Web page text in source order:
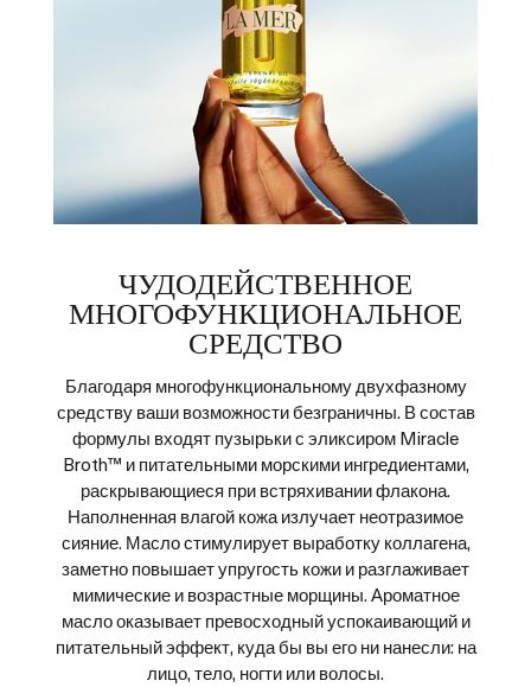
ЧУДОДЕЙСТВЕННОЕ
МНОГОФУНКЦИОНАЛЬНОЕ
СРЕДСТВО
Благодаря многофункциональному двухфазному
средству ваши возможности безграничны. В состав
формулы входят пузырьки с эликсиром Miracle
Broth™ и питательными морскими ингредиентами,
раскрывающиеся при встряхивании флакона.
Наполненная влагой кожа излучает неотразимое
сияние. Масло стимулирует выработку коллагена,
заметно повышает упругость кожи и разглаживает
мимические и возрастные морщины. Ароматное
масло оказывает превосходный успокаивающий и
питательный эффект, куда бы вы его ни нанесли: на
лицо, тело, ногти или волосы.